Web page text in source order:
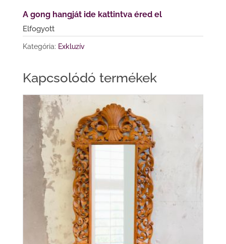
A gong hangját ide kattintva éred el
Elfogyott
Kategória: Exkluzív
Kapcsolódó termékek